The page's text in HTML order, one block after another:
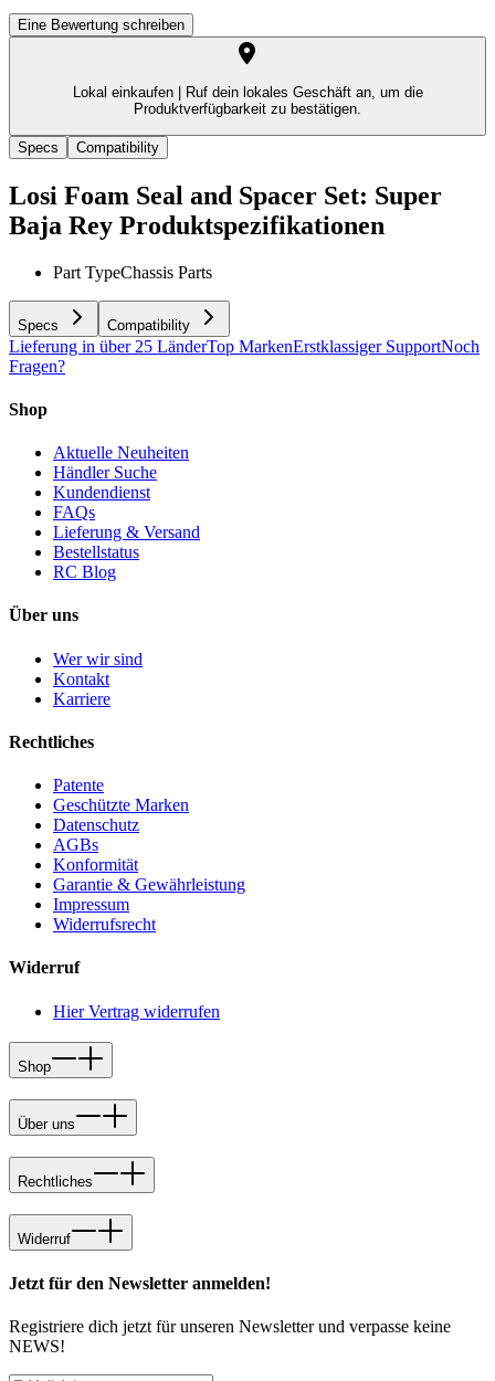
Eine Bewertung schreiben
Lokal einkaufen |
Ruf dein lokales Geschäft an, um die
Produktverfügbarkeit zu bestätigen.
Specs Compatibility
Losi Foam Seal and Spacer Set: Super
Baja Rey Produktspezifikationen
Part TypeChassis Parts
Specs Compatibility
Lieferung in über 25 LänderTop MarkenErstklassiger SupportNoch
Fragen?
Shop
Aktuelle Neuheiten
Händler Suche
Kundendienst
FAQs
Lieferung & Versand
Bestellstatus
RC Blog
Über uns
Wer wir sind
Kontakt
Karriere
Rechtliches
Patente
Geschützte Marken
Datenschutz
AGBs
Konformität
Garantie & Gewährleistung
Impressum
Widerrufsrecht
Widerruf
Hier Vertrag widerrufen
Shop
Über uns
Rechtliches
Widerruf
Jetzt für den Newsletter anmelden!
Registriere dich jetzt für unseren Newsletter und verpasse keine
NEWS!